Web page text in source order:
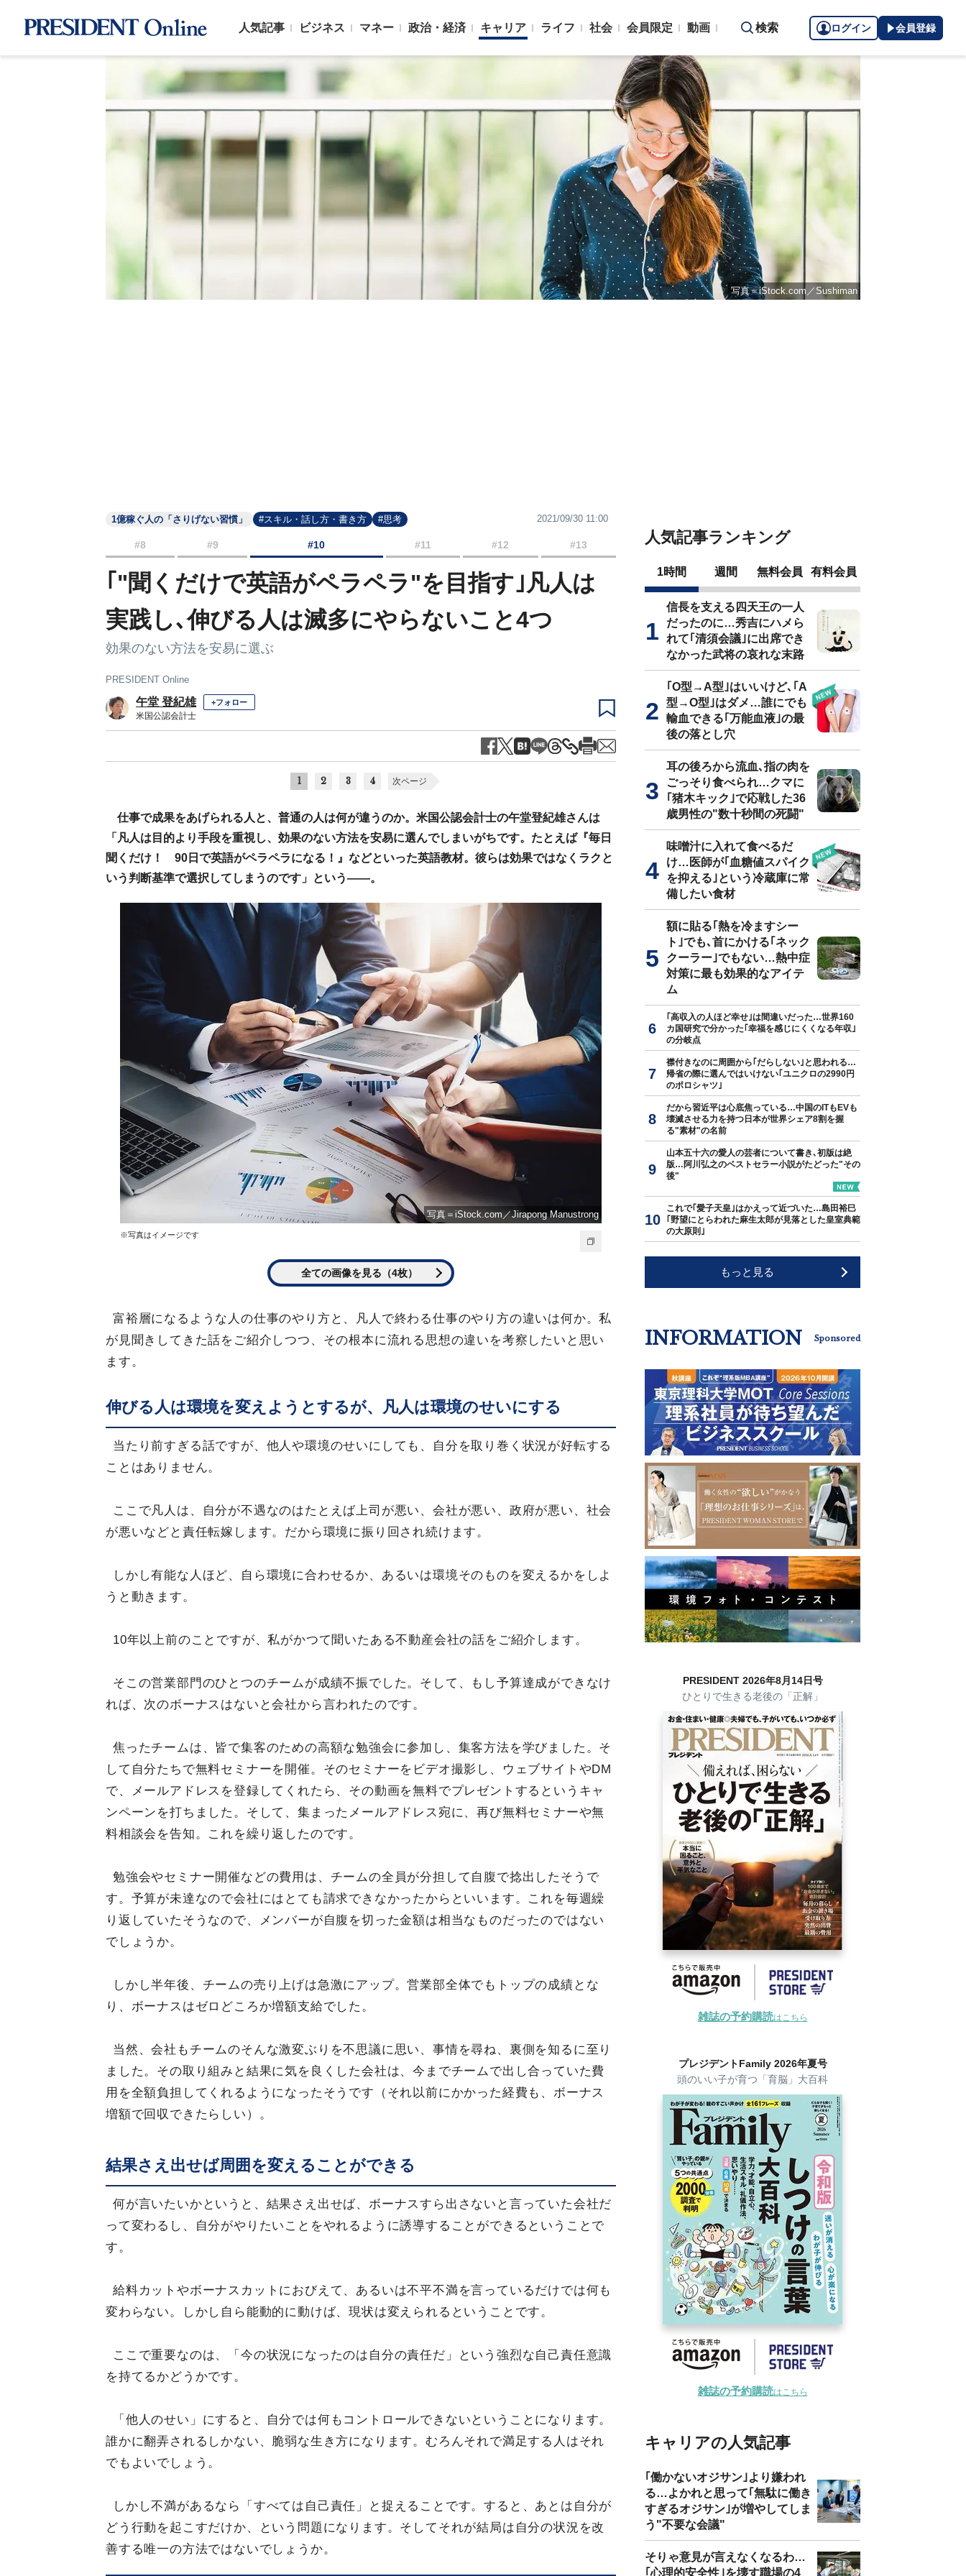
人気記事 ビジネス マネー 政治・経済 キャリア ライフ 社会 会員限定 動画 検索 ログイン 会員登録
写真＝iStock.com／Sushiman
1億稼ぐ人の「さりげない習慣」 #スキル・話し方・書き方 #思考 2021/09/30 11:00
#8 #9 #10 #11 #12 #13
｢"聞くだけで英語がペラペラ"を目指す｣凡人は
実践し､伸びる人は滅多にやらないこと4つ
効果のない方法を安易に選ぶ
PRESIDENT Online
午堂 登紀雄 +フォロー
米国公認会計士
1 2 3 4 次ページ
仕事で成果をあげられる人と、普通の人は何が違うのか。米国公認会計士の午堂登紀雄さんは
「凡人は目的より手段を重視し、効果のない方法を安易に選んでしまいがちです。たとえば『毎日
聞くだけ！ 90日で英語がペラペラになる！』などといった英語教材。彼らは効果ではなくラクと
いう判断基準で選択してしまうのです」という――。
写真＝iStock.com／Jirapong Manustrong
※写真はイメージです
全ての画像を見る（4枚）
富裕層になるような人の仕事のやり方と、凡人で終わる仕事のやり方の違いは何か。私
が見聞きしてきた話をご紹介しつつ、その根本に流れる思想の違いを考察したいと思い
ます。
伸びる人は環境を変えようとするが、凡人は環境のせいにする
当たり前すぎる話ですが、他人や環境のせいにしても、自分を取り巻く状況が好転する
ことはありません。
ここで凡人は、自分が不遇なのはたとえば上司が悪い、会社が悪い、政府が悪い、社会
が悪いなどと責任転嫁します。だから環境に振り回され続けます。
しかし有能な人ほど、自ら環境に合わせるか、あるいは環境そのものを変えるかをしよ
うと動きます。
10年以上前のことですが、私がかつて聞いたある不動産会社の話をご紹介します。
そこの営業部門のひとつのチームが成績不振でした。そして、もし予算達成ができなけ
れば、次のボーナスはないと会社から言われたのです。
焦ったチームは、皆で集客のための高額な勉強会に参加し、集客方法を学びました。そ
して自分たちで無料セミナーを開催。そのセミナーをビデオ撮影し、ウェブサイトやDM
で、メールアドレスを登録してくれたら、その動画を無料でプレゼントするというキャ
ンペーンを打ちました。そして、集まったメールアドレス宛に、再び無料セミナーや無
料相談会を告知。これを繰り返したのです。
勉強会やセミナー開催などの費用は、チームの全員が分担して自腹で捻出したそうで
す。予算が未達なので会社にはとても請求できなかったからといいます。これを毎週繰
り返していたそうなので、メンバーが自腹を切った金額は相当なものだったのではない
でしょうか。
しかし半年後、チームの売り上げは急激にアップ。営業部全体でもトップの成績とな
り、ボーナスはゼロどころか増額支給でした。
当然、会社もチームのそんな激変ぶりを不思議に思い、事情を尋ね、裏側を知るに至り
ました。その取り組みと結果に気を良くした会社は、今までチームで出し合っていた費
用を全額負担してくれるようになったそうです（それ以前にかかった経費も、ボーナス
増額で回収できたらしい）。
結果さえ出せば周囲を変えることができる
何が言いたいかというと、結果さえ出せば、ボーナスすら出さないと言っていた会社だ
って変わるし、自分がやりたいことをやれるように誘導することができるということで
す。
給料カットやボーナスカットにおびえて、あるいは不平不満を言っているだけでは何も
変わらない。しかし自ら能動的に動けば、現状は変えられるということです。
ここで重要なのは、「今の状況になったのは自分の責任だ」という強烈な自己責任意識
を持てるかどうかです。
「他人のせい」にすると、自分では何もコントロールできないということになります。
誰かに翻弄されるしかない、脆弱な生き方になります。むろんそれで満足する人はそれ
でもよいでしょう。
しかし不満があるなら「すべては自己責任」と捉えることです。すると、あとは自分が
どう行動を起こすだけか、という問題になります。そしてそれが結局は自分の状況を改
善する唯一の方法ではないでしょうか。
人気記事ランキング
1時間 週間 無料会員 有料会員
信長を支える四天王の一人
だったのに…秀吉にハメら
れて｢清須会議｣に出席でき
なかった武将の哀れな末路
｢O型→A型｣はいいけど､｢A
型→O型｣はダメ…誰にでも
輸血できる｢万能血液｣の最
後の落とし穴
耳の後ろから流血､指の肉を
ごっそり食べられ…クマに
｢猪木キック｣で応戦した36
歳男性の"数十秒間の死闘"
味噌汁に入れて食べるだ
け…医師が｢血糖値スパイク
を抑える｣という冷蔵庫に常
備したい食材
額に貼る｢熱を冷ますシー
ト｣でも､首にかける｢ネック
クーラー｣でもない…熱中症
対策に最も効果的なアイテ
ム
｢高収入の人ほど幸せ｣は間違いだった…世界160
カ国研究で分かった｢幸福を感じにくくなる年収｣
の分岐点
襟付きなのに周囲から｢だらしない｣と思われる…
帰省の際に選んではいけない｢ユニクロの2990円
のポロシャツ｣
だから習近平は心底焦っている…中国のITもEVも
壊滅させる力を持つ日本が世界シェア8割を握
る"素材"の名前
山本五十六の愛人の芸者について書き､初版は絶
版…阿川弘之のベストセラー小説がたどった"その
後"
これで｢愛子天皇｣はかえって近づいた…島田裕巳
｢野望にとらわれた麻生太郎が見落とした皇室典範
の大原則｣
もっと見る
INFORMATION Sponsored
PRESIDENT 2026年8月14日号
ひとりで生きる老後の「正解」
雑誌の予約購読はこちら
プレジデントFamily 2026年夏号
頭のいい子が育つ「育脳」大百科
雑誌の予約購読はこちら
キャリアの人気記事
｢働かないオジサン｣より嫌われ
る…よかれと思って｢無駄に働き
すぎるオジサン｣が増やしてしま
う"不要な会議"
そりゃ意見が言えなくなるわ…
｢心理的安全性｣を壊す職場の4